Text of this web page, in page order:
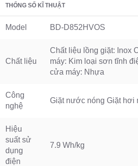
THỐNG SỐ KĨ THUẬT
Model BD-D852HVOS
Chất liệu
Chất liệu lồng giặt: Inox
máy: Kim loại sơn tĩnh
cửa máy: Nhựa
Công
nghệ
Giặt nước nóng Giặt hơi
Hiệu
suất sử
dụng
điện
7.9 Wh/kg